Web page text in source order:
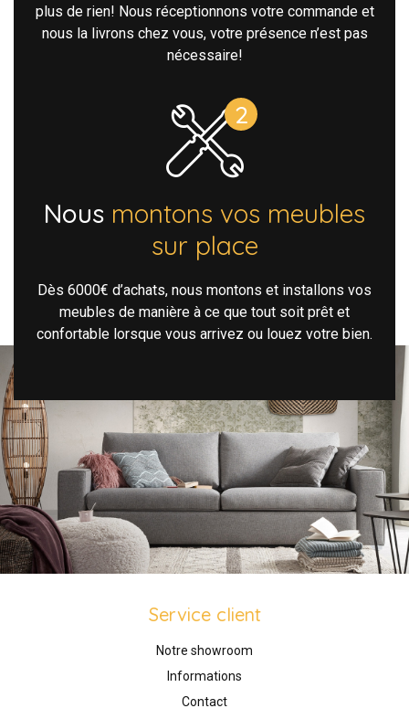
plus de rien! Nous réceptionnons votre commande et
nous la livrons chez vous, votre présence n’est pas
nécessaire!
Nous montons vos meubles
sur place
Dès 6000€ d’achats, nous montons et installons vos
meubles de manière à ce que tout soit prêt et
confortable lorsque vous arrivez ou louez votre bien.
Service client
Notre showroom
Informations
Contact